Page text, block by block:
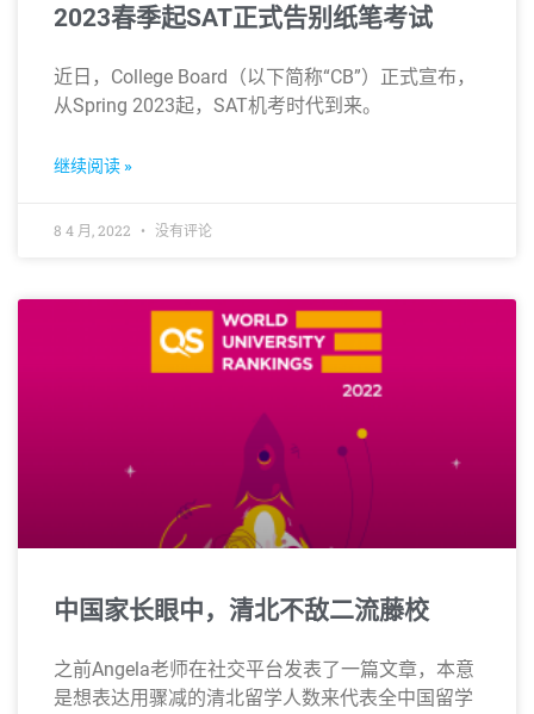
2023春季起SAT正式告别纸笔考试
近日，College Board（以下简称“CB”）正式宣布，
从Spring 2023起，SAT机考时代到来。
继续阅读 »
8 4 月, 2022 没有评论
中国家长眼中，清北不敌二流藤校
之前Angela老师在社交平台发表了一篇文章，本意
是想表达用骤减的清北留学人数来代表全中国留学